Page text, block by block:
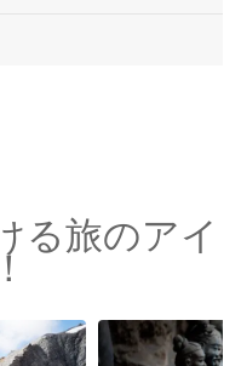
る旅のアイ